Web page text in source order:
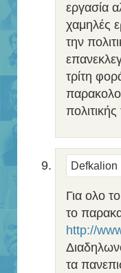
εργασία
χαμηλές
την
τρίτη
πολιτικής
Defkalion
Για ολο
το
http://
τα